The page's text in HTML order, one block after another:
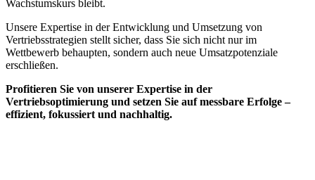
Wachstumskurs bleibt.
Unsere Expertise in der Entwicklung und Umsetzung von
Vertriebsstrategien stellt sicher, dass Sie sich nicht nur im
Wettbewerb behaupten, sondern auch neue Umsatzpotenziale
erschließen.
Profitieren Sie von unserer Expertise in der
Vertriebsoptimierung und setzen Sie auf messbare Erfolge –
effizient, fokussiert und nachhaltig.